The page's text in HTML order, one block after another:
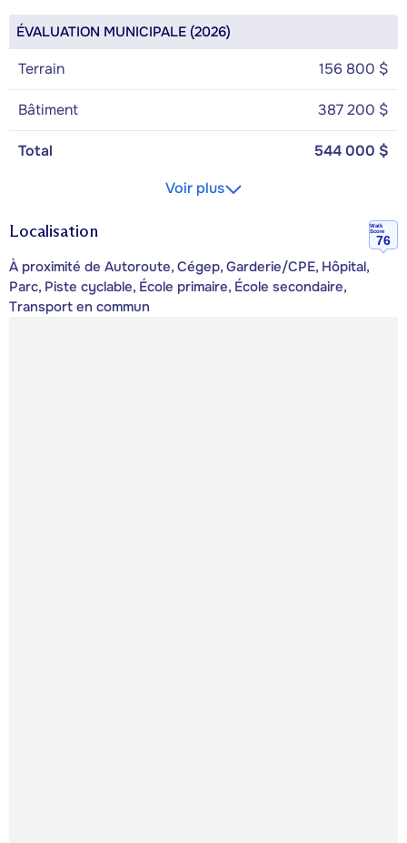
ÉVALUATION MUNICIPALE (2026)
Terrain 156 800 $
Bâtiment 387 200 $
Total
544 000 $
Voir plus
Localisation
Walk
Score
76
À proximité de Autoroute, Cégep, Garderie/CPE, Hôpital,
Parc, Piste cyclable, École primaire, École secondaire,
Transport en commun